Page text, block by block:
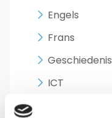
Engels
Frans
Geschiedenis
ICT